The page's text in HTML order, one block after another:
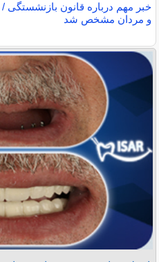
خبر مهم درباره قانون
و مردان مشخص شد